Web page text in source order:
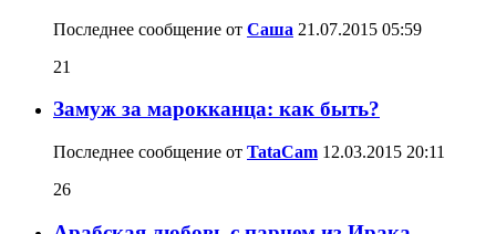
Последнее сообщение от Саша 21.07.2015 05:59
21
Замуж за марокканца: как быть?
Последнее сообщение от TataCam 12.03.2015 20:11
26